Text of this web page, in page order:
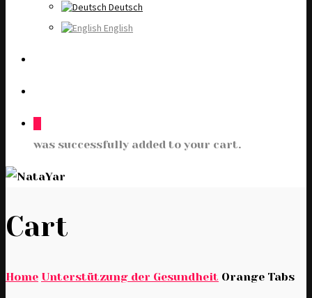
Deutsch
English
was successfully added to your cart.
Cart
Home Unterstützung der Gesundheit Orange Tabs